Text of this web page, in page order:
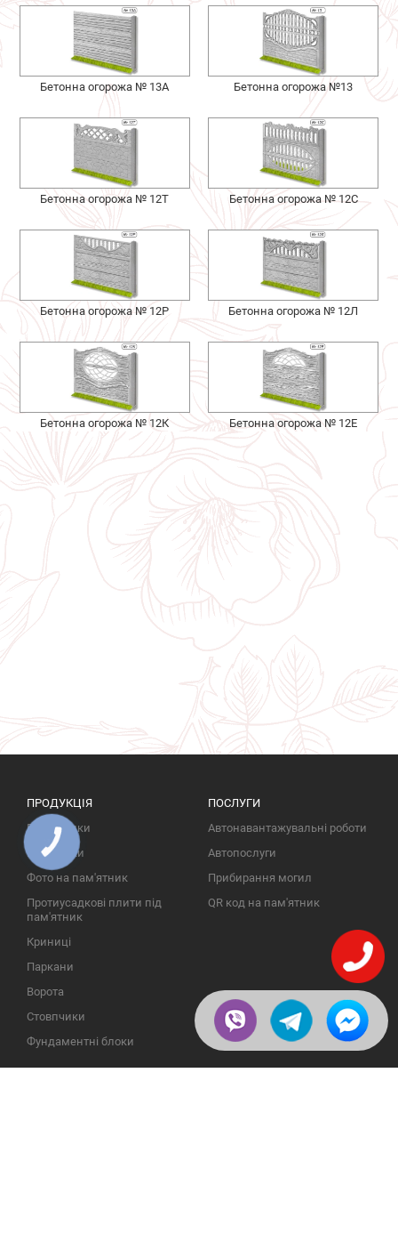
Бетонна огорожа № 13А Бетонна огорожа №13
Бетонна огорожа № 12Т Бетонна огорожа № 12С
Бетонна огорожа № 12Р Бетонна огорожа № 12Л
Бетонна огорожа № 12К Бетонна огорожа № 12Е
ПРОДУКЦІЯ
Пам'ятники
Надгробки
Фото на пам'ятник
Протиусадкові плити під
пам'ятник
Криниці
Паркани
Ворота
Стовпчики
Фундаментні блоки
ПОСЛУГИ
Автонавантажувальні роботи
Автопослуги
Прибирання могил
QR код на пам'ятник
КНОПКА
ЗВ'ЯЗКУ